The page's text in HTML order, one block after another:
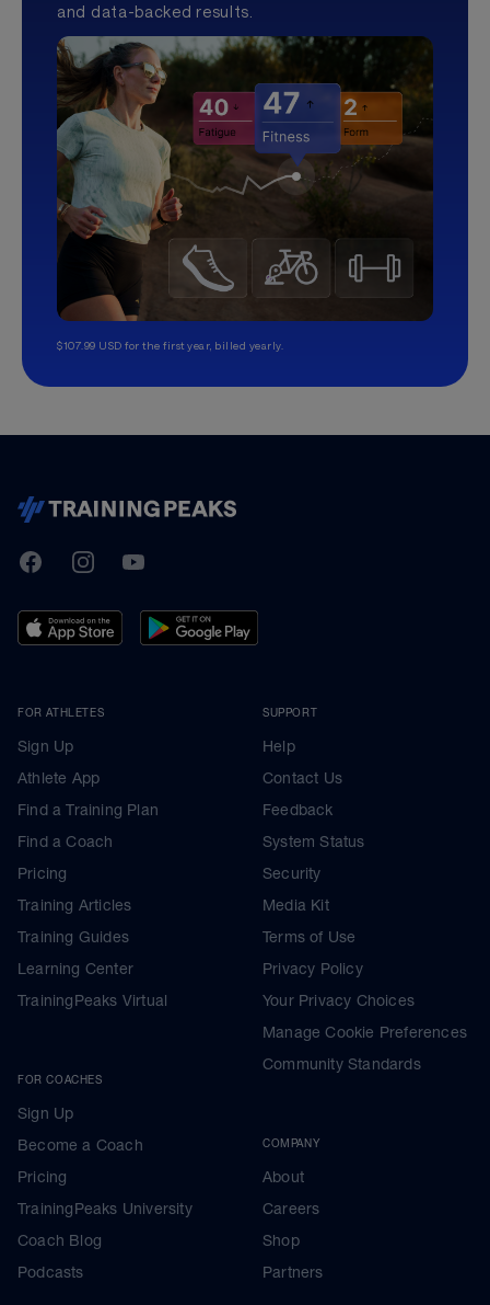
and data-backed results.
$107.99 USD for the first year, billed yearly.
TrainingPeaks
FacebookInstagramYoutube
FOR ATHLETES
Sign Up
Athlete App
Find a Training Plan
Find a Coach
Pricing
Training Articles
Training Guides
Learning Center
TrainingPeaks Virtual
FOR COACHES
Sign Up
Become a Coach
Pricing
TrainingPeaks University
Coach Blog
Podcasts
SUPPORT
Help
Contact Us
Feedback
System Status
Security
Media Kit
Terms of Use
Privacy Policy
Your Privacy Choices
Manage Cookie Preferences
Community Standards
COMPANY
About
Careers
Shop
Partners